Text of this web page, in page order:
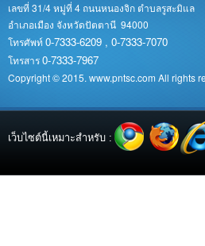
เลขที่ 31/4 หมู่ที่ 4 ถนนหนองจิก ตำบลรูสะมิแล
อำเภอเมือง จังหวัดปัตตานี 94000
โทรศัพท์0-7333-6209 , 0-7333-7070
โทรสาร0-7333-7967
Copyright © 2015. www.pntsc.com All rights
เว็บไซต์นี้เหมาะสำหรับ :